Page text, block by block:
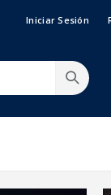
Iniciar Sesión